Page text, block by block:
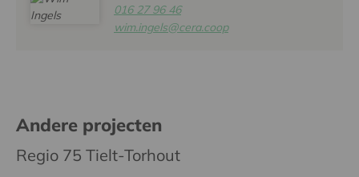
016 27 96 46
wim.ingels@cera.coop
Andere projecten
Regio 75 Tielt-Torhout